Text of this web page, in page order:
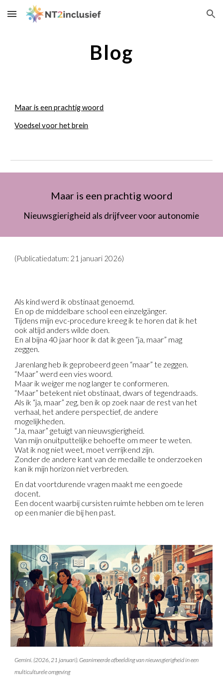
Skip to main content Skip to navigation
Blog
Maar is een prachtig woord
Voedsel voor het brein
Maar is een prachtig woord
Nieuwsgierigheid als drijfveer voor autonomie
(Publicatiedatum: 21 januari 2026)
Als kind werd ik obstinaat genoemd.
En op de middelbare school een einzelgänger.
Tijdens mijn evc-procedure kreeg ik te horen dat ik het
ook altijd anders wilde doen.
En al bijna 40 jaar hoor ik dat ik geen “ja, maar” mag
zeggen.
Jarenlang heb ik geprobeerd geen “maar” te zeggen.
“Maar” werd een vies woord.
Maar ik weiger me nog langer te conformeren.
“Maar” betekent niet obstinaat, dwars of tegendraads.
Als ik “ja, maar” zeg, ben ik op zoek naar de rest van het
verhaal, het andere perspectief, de andere
mogelijkheden.
“Ja, maar” getuigt van nieuwsgierigheid.
Van mijn onuitputtelijke behoefte om meer te weten.
Wat ik nog niet weet, moet verrijkend zijn.
Zonder de andere kant van de medaille te onderzoeken
kan ik mijn horizon niet verbreden.
En dat voortdurende vragen maakt me een goede
docent.
Een docent waarbij cursisten ruimte hebben om te leren
op een manier die bij hen past.
Gemini. (2026, 21 januari). Geanimeerde afbeelding vannieuwsgierigheid in een
multiculturele omgeving